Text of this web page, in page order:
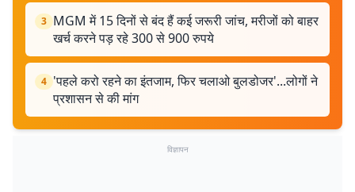
3 MGM में 15 दिनों से बंद हैं कई जरूरी जांच, मरीजों को बाहर
खर्च करने पड़ रहे 300 से 900 रुपये
4 'पहले करो रहने का इंतजाम, फिर चलाओ बुलडोजर'...लोगों ने
प्रशासन से की मांग
विज्ञापन